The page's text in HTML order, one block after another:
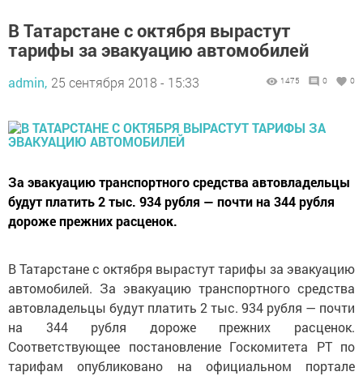
В Татарстане с октября вырастут
тарифы за эвакуацию автомобилей
admin, 25 сентября 2018 - 15:33 1475 0 0
За эвакуацию транспортного средства автовладельцы
будут платить 2 тыс. 934 рубля — почти на 344 рубля
дороже прежних расценок.
В Татарстане с октября вырастут тарифы за эвакуацию
автомобилей. За эвакуацию транспортного средства
автовладельцы будут платить 2 тыс. 934 рубля — почти
на 344 рубля дороже прежних расценок.
Соответствующее постановление Госкомитета РТ по
тарифам опубликовано на официальном портале